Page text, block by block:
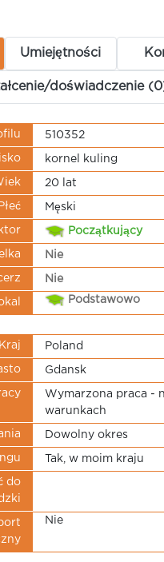
Umiejętności
doświadczenie
510352
kornel kuling
20 lat
Płeć Męski
Początkujący
Nie
Nie
Podstawowo
Kraj Poland
Gdansk
Wymarzona praca -
warunkach
Dowolny okres
Tak, w moim kraju
do
Nie